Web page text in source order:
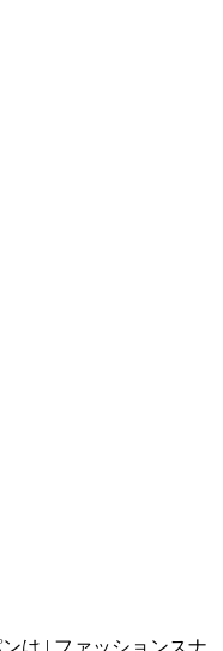
は | ファッションスナ